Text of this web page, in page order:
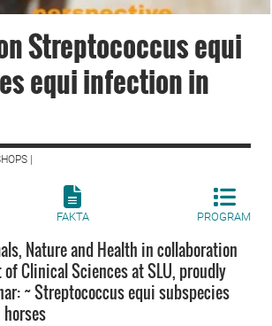
Streptococcus equi
equi infection in
|
FAKTA PROGRAM
Nature and Health in collaboration
Clinical Sciences at SLU, proudly
~ Streptococcus equi subspecies